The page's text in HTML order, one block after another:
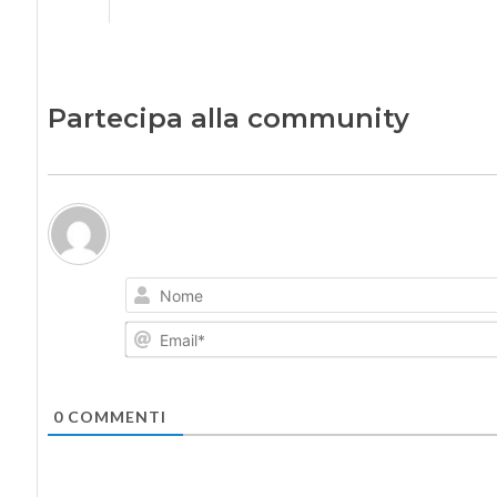
Partecipa alla community
0COMMENTI